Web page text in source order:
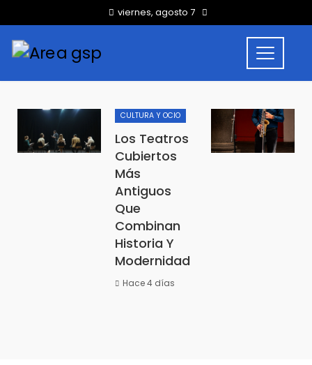
viernes, agosto 7
CULTURA Y OCIO
Los Teatros
Cubiertos
Más
Antiguos
Que
Combinan
Historia Y
Modernidad
Hace 4 días